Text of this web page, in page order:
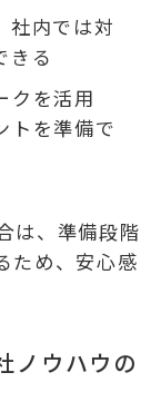
社内では対
きる
クを活用
トを準備で
は、準備段階
ため、安心感
ノウハウの